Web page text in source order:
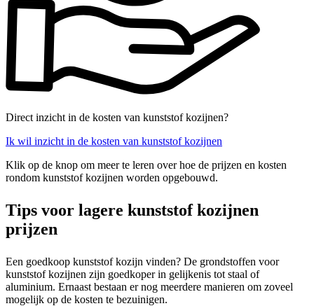
Direct inzicht in de kosten van kunststof kozijnen?
Ik wil inzicht in de kosten van kunststof kozijnen
Klik op de knop om meer te leren over hoe de prijzen en kosten
rondom kunststof kozijnen worden opgebouwd.
Tips voor lagere kunststof kozijnen
prijzen
Een goedkoop kunststof kozijn vinden? De grondstoffen voor
kunststof kozijnen zijn goedkoper in gelijkenis tot staal of
aluminium. Ernaast bestaan er nog meerdere manieren om zoveel
mogelijk op de kosten te bezuinigen.